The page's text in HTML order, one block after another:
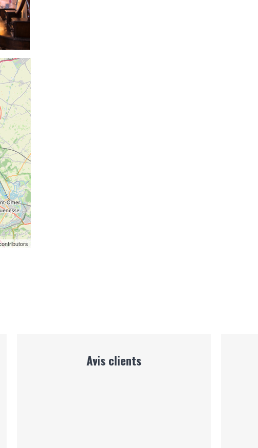
Avis clients